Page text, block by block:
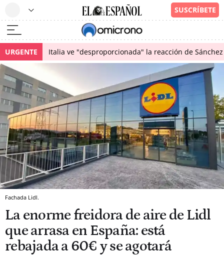
URGENTE Italia ve "desproporcionada" la reacción de
Fachada Lidl.
La enorme freidora de aire de Lidl
que arrasa en España: está
rebajada a 60€ y se agotará